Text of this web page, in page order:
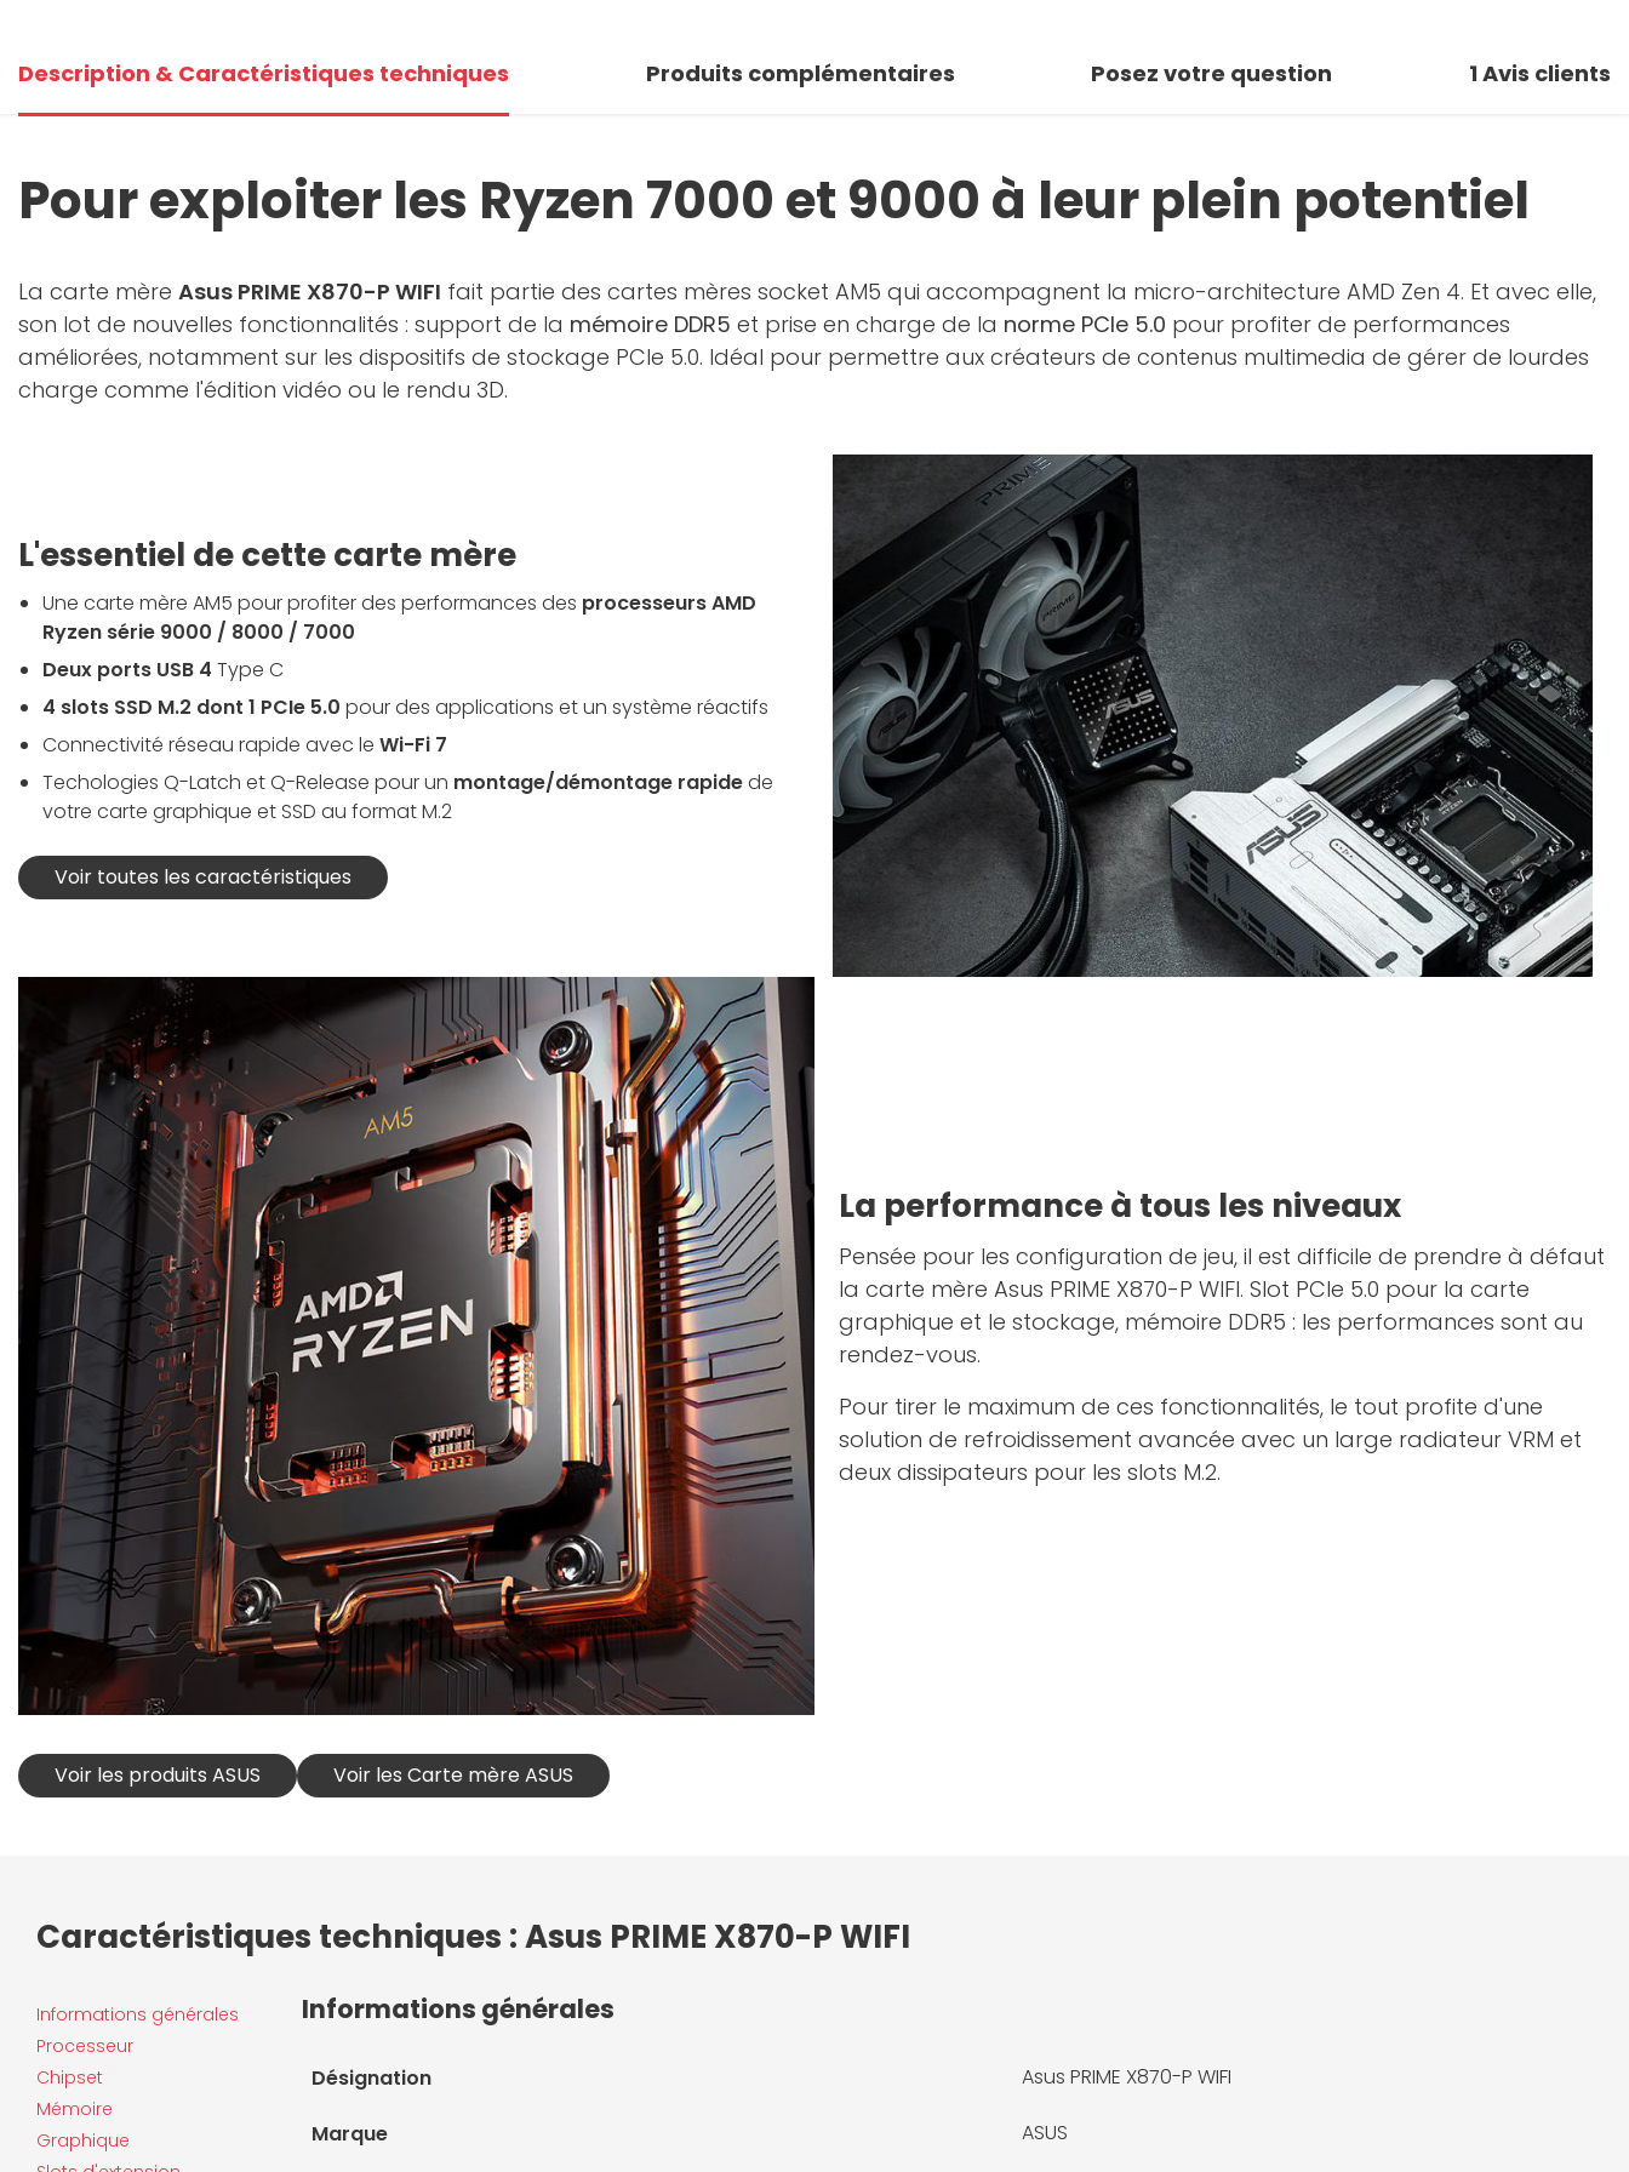
Description & Caractéristiques techniques Produits complémentaires Posez votre question 1Avis clients
Pour exploiter les Ryzen 7000 et 9000 à leur plein potentiel
La carte mère Asus PRIME X870-P WIFI fait partie des cartes mères socket AM5 qui accompagnent la micro-architecture AMD Zen 4. Et avec elle,
son lot de nouvelles fonctionnalités : support de la mémoire DDR5 et prise en charge de la norme PCIe 5.0 pour profiter de performances
améliorées, notamment sur les dispositifs de stockage PCIe 5.0. Idéal pour permettre aux créateurs de contenus multimedia de gérer de lourdes
charge comme l'édition vidéo ou le rendu 3D.
L'essentiel de cette carte mère
Une carte mère AM5 pour profiter des performances des processeurs AMD
Ryzen série 9000 / 8000 / 7000
Deux ports USB 4 Type C
4 slots SSD M.2 dont 1 PCIe 5.0 pour des applications et un système réactifs
Connectivité réseau rapide avec le Wi-Fi 7
Techologies Q-Latch et Q-Release pour un montage/démontage rapidede
votre carte graphique et SSD au format M.2
Voir toutes les caractéristiques
La performance à tous les niveaux
Pensée pour les configuration de jeu, il est difficile de prendre à défaut
la carte mère Asus PRIME X870-P WIFI. Slot PCIe 5.0 pour la carte
graphique et le stockage, mémoire DDR5 : les performances sont au
rendez-vous.
Pour tirer le maximum de ces fonctionnalités, le tout profite d'une
solution de refroidissement avancée avec un large radiateur VRM et
deux dissipateurs pour les slots M.2.
Voir les produits ASUS Voir les Carte mère ASUS
Caractéristiques techniques : Asus PRIME X870-P WIFI
Informations générales
Processeur
Chipset
Mémoire
Graphique
Informations générales
Désignation Asus PRIME X870-P WIFI
Marque ASUS